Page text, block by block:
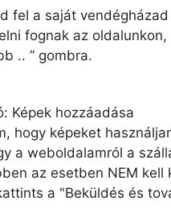
fel a saját
fognak az oldalunkon,
.. ” gombra.
Képek hozzáadása
hogy képeket
a weboldalamról a
az esetben NEM kell
a "Beküldés és